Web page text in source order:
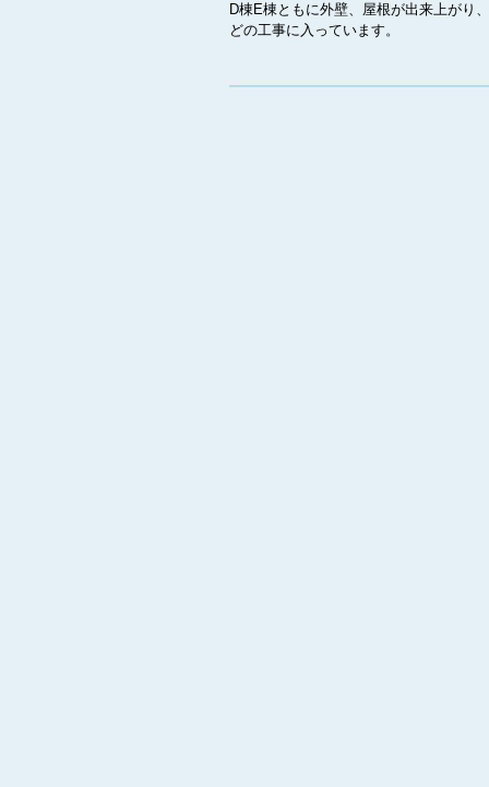
D棟E棟ともに外壁、屋根が出来上がり
どの工事に入っています。